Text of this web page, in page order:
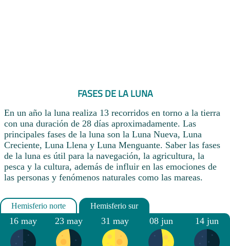
FASES DE LA LUNA
En un año la luna realiza 13 recorridos en torno a la tierra
con una duración de 28 días aproximadamente. Las
principales fases de la luna son la Luna Nueva, Luna
Creciente, Luna Llena y Luna Menguante. Saber las fases
de la luna es útil para la navegación, la agricultura, la
pesca y la cultura, además de influir en las emociones de
las personas y fenómenos naturales como las mareas.
16 may 23 may 31 may 08 jun 14 jun